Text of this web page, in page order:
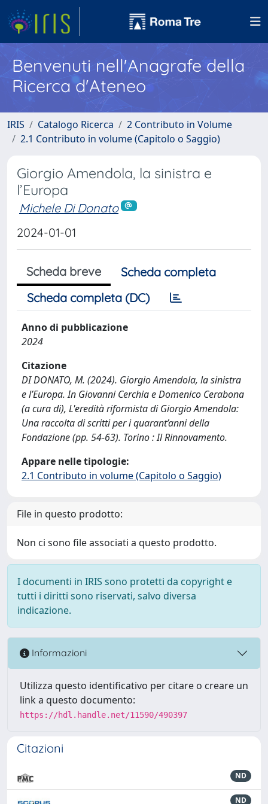
Benvenuti nell'Anagrafe della
Ricerca d'Ateneo
IRIS Catalogo Ricerca
2 Contributo in Volume
2.1 Contributo in volume (Capitolo o Saggio)
Giorgio Amendola, la sinistra e
l’Europa
Michele Di Donato
2024-01-01
Scheda breve
Scheda completa
Scheda completa (DC)
Anno di pubblicazione
2024
Citazione
DI DONATO, M. (2024). Giorgio Amendola, la sinistra
e l’Europa. In Giovanni Cerchia e Domenico Cerabona
(a cura di), L'eredità riformista di Giorgio Amendola:
Una raccolta di scritti per i quarant’anni della
Fondazione (pp. 54-63). Torino : Il Rinnovamento.
Appare nelle tipologie:
2.1 Contributo in volume (Capitolo o Saggio)
File in questo prodotto:
Non ci sono file associati a questo prodotto.
I documenti in IRIS sono protetti da copyright e
tutti i diritti sono riservati, salvo diversa
indicazione.
Informazioni
Utilizza questo identificativo per citare o creare un
link a questo documento:
https://hdl.handle.net/11590/490397
Citazioni
ND
ND